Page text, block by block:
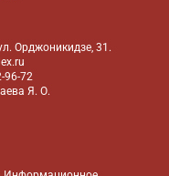
Орджоникидзе, 31.
96-72
Я. О.